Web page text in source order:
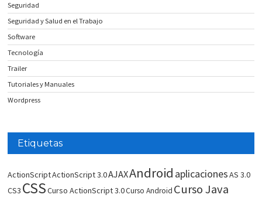
Seguridad
Seguridad y Salud en el Trabajo
Software
Tecnología
Trailer
Tutoriales y Manuales
Wordpress
Etiquetas
ActionScriptActionScript 3.0AJAXAndroid aplicacionesAS 3.0
CS3 CSSCurso ActionScript 3.0Curso Android Curso Java